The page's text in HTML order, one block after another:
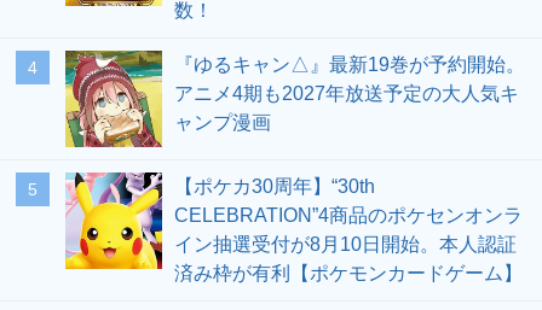
数！
4
『ゆるキャン△』最新19巻が予約開始。
アニメ4期も2027年放送予定の大人気キ
ャンプ漫画
5
【ポケカ30周年】“30th
CELEBRATION”4商品のポケセンオンラ
イン抽選受付が8月10日開始。本人認証
済み枠が有利【ポケモンカードゲーム】